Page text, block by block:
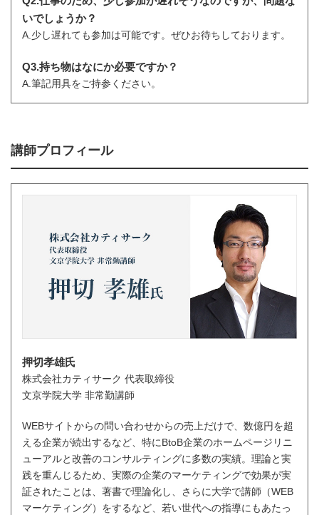
いでしょうか？
A.少し遅れても参加は可能です。ぜひお待ちしております。
Q3.持ち物はなにか必要ですか？
A.筆記用具をご持参ください。
講師プロフィール
押切孝雄氏
株式会社カティサーク 代表取締役
文京学院大学 非常勤講師
WEBサイトからの問い合わせからの売上だけで、数億円を超
える企業が続出するなど、特にBtoB企業のホームページリニ
ューアルと改善のコンサルティングに多数の実績。理論と実
践を重んじるため、実際の企業のマーケティングで効果が実
証されたことは、著書で理論化し、さらに大学で講師（WEB
マーケティング）をするなど、若い世代への指導にもあたっ